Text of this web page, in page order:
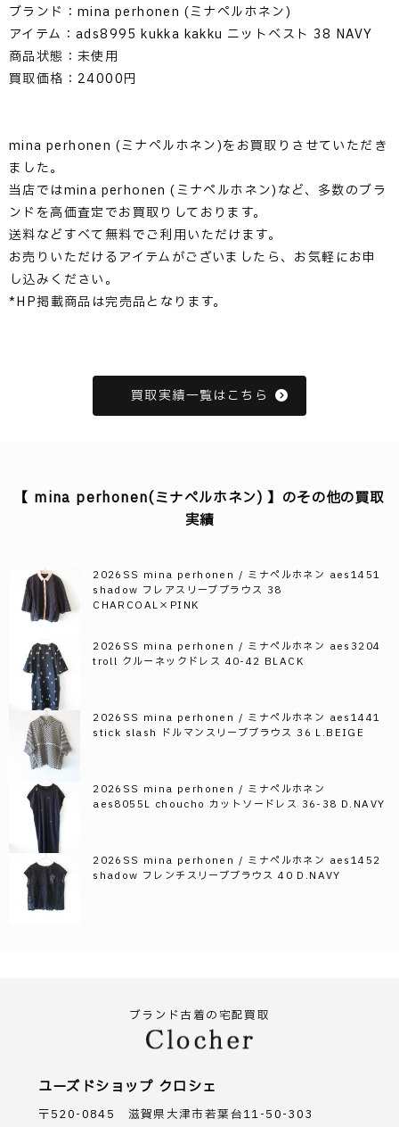
ブランド：mina perhonen (ミナペルホネン)
アイテム：ads8995 kukka kakku ニットベスト 38 NAVY
商品状態：未使用
買取価格：24000円
mina perhonen (ミナペルホネン)をお買取りさせていただき
ました。
当店ではmina perhonen (ミナペルホネン)など、多数のブラ
ンドを高価査定でお買取りしております。
送料などすべて無料でご利用いただけます。
お売りいただけるアイテムがございましたら、お気軽にお申
し込みください。
*HP掲載商品は完売品となります。
買取実績一覧はこちら
【 mina perhonen(ミナペルホネン) 】のその他の買取
実績
2026SS mina perhonen / ミナペルホネン aes1451
shadow フレアスリーブブラウス 38
CHARCOAL×PINK
2026SS mina perhonen / ミナペルホネン aes3204
troll クルーネックドレス 40-42 BLACK
2026SS mina perhonen / ミナペルホネン aes1441
stick slash ドルマンスリーブブラウス 36 L.BEIGE
2026SS mina perhonen / ミナペルホネン
aes8055L choucho カットソードレス 36-38 D.NAVY
2026SS mina perhonen / ミナペルホネン aes1452
shadow フレンチスリーブブラウス 40 D.NAVY
ブランド古着の宅配買取
ユーズドショップ クロシェ
〒520-0845 滋賀県大津市若葉台11-50-303